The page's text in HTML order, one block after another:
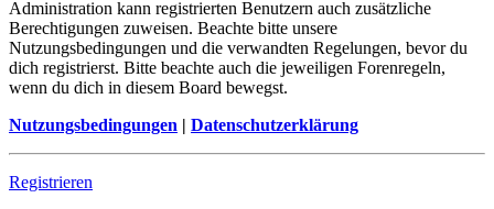
Administration kann registrierten Benutzern auch zusätzliche
Berechtigungen zuweisen. Beachte bitte unsere
Nutzungsbedingungen und die verwandten Regelungen, bevor du
dich registrierst. Bitte beachte auch die jeweiligen Forenregeln,
wenn du dich in diesem Board bewegst.
Nutzungsbedingungen | Datenschutzerklärung
Registrieren